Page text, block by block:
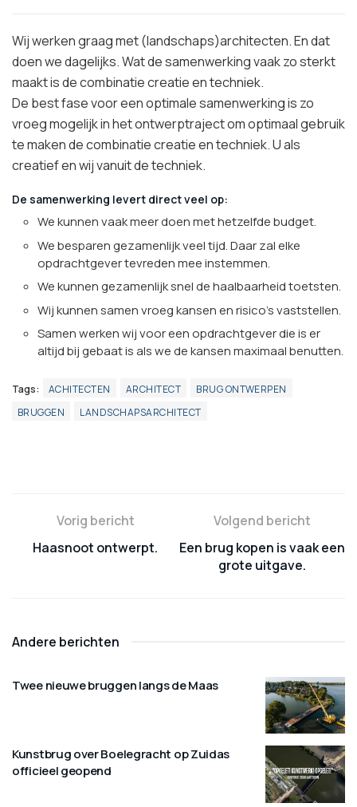
Wij werken graag met (landschaps)architecten. En dat
doen we dagelijks. Wat de samenwerking vaak zo sterkt
maakt is de combinatie creatie en techniek.
De best fase voor een optimale samenwerking is zo
vroeg mogelijk in het ontwerptraject om optimaal gebruik
te maken de combinatie creatie en techniek. U als
creatief en wij vanuit de techniek.
De samenwerking levert direct veel op:
We kunnen vaak meer doen met hetzelfde budget.
We besparen gezamenlijk veel tijd. Daar zal elke
opdrachtgever tevreden mee instemmen.
We kunnen gezamenlijk snel de haalbaarheid toetsten.
Wij kunnen samen vroeg kansen en risico’s vaststellen.
Samen werken wij voor een opdrachtgever die is er
altijd bij gebaat is als we de kansen maximaal benutten.
Tags: ACHITECTEN ARCHITECT
BRUG ONTWERPEN
BRUGGEN
LANDSCHAPSARCHITECT
Vorig bericht
Haasnoot ontwerpt.
Volgend bericht
Een brug kopen is vaak een
grote uitgave.
Andere berichten
Twee nieuwe bruggen langs de Maas
Kunstbrug over Boelegracht op Zuidas
officieel geopend